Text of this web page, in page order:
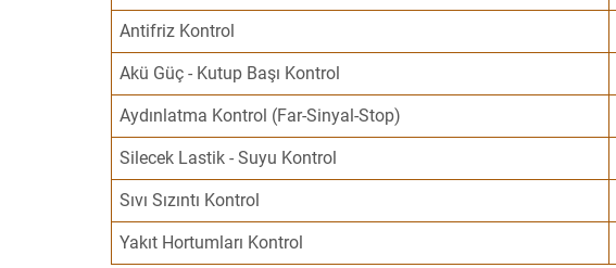
Antifriz Kontrol
Akü Güç - Kutup Başı Kontrol
Aydınlatma Kontrol (Far-Sinyal-Stop)
Silecek Lastik - Suyu Kontrol
Sıvı Sızıntı Kontrol
Yakıt Hortumları Kontrol